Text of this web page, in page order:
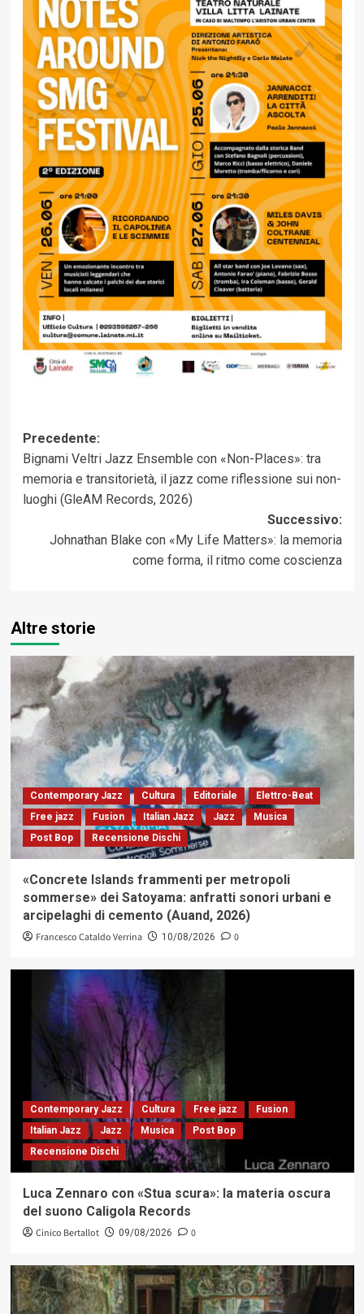
Navigazione
articolo
Precedente:
Bignami Veltri Jazz Ensemble con «Non-Places»: tra
memoria e transitorietà, il jazz come riflessione sui non-
luoghi (GleAM Records, 2026)
Successivo:
Johnathan Blake con «My Life Matters»: la memoria
come forma, il ritmo come coscienza
Altre storie
Contemporary Jazz Cultura Editoriale
Elettro-Beat
Free jazz
Fusion Italian Jazz Jazz
Musica
Post Bop
Recensione Dischi
«Concrete Islands frammenti per metropoli
sommerse» dei Satoyama: anfratti sonori urbani e
arcipelaghi di cemento (Auand, 2026)
Francesco Cataldo Verrina 10/08/2026 0
Contemporary Jazz Cultura Free jazz
Fusion
Italian Jazz
Jazz Musica
Post Bop
Recensione Dischi
Luca Zennaro con «Stua scura»: la materia oscura
del suono Caligola Records
Cinico Bertallot 09/08/2026 0